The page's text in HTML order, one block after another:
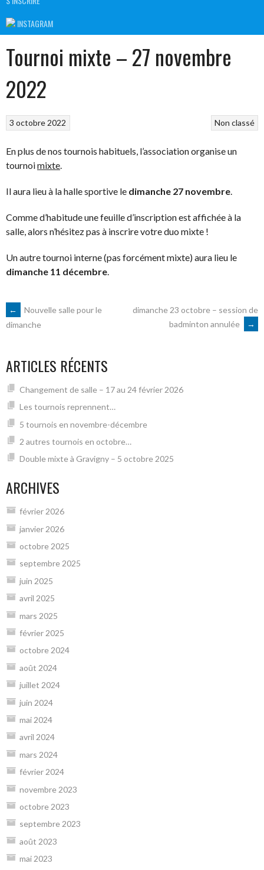
INSTAGRAM
Tournoi mixte – 27 novembre
2022
Non classé
3 octobre 2022
En plus de nos tournois habituels, l’association organise un
tournoimixte.
Il aura lieu à la halle sportive le dimanche 27 novembre.
Comme d’habitude une feuille d’inscription est affichée à la
salle, alors n’hésitez pas à inscrire votre duo mixte !
Un autre tournoi interne (pas forcément mixte) aura lieu le
dimanche 11 décembre.
NAVIGATION
ARTICLES
←
Nouvelle salle pour le
dimanche
dimanche 23 octobre – session de
badminton annulée
→
ARTICLES RÉCENTS
Changement de salle – 17 au 24 février 2026
Les tournois reprennent…
5 tournois en novembre-décembre
2 autres tournois en octobre…
Double mixte à Gravigny – 5 octobre 2025
ARCHIVES
février 2026
janvier 2026
octobre 2025
septembre 2025
juin 2025
avril 2025
mars 2025
février 2025
octobre 2024
août 2024
juillet 2024
juin 2024
mai 2024
avril 2024
mars 2024
février 2024
novembre 2023
octobre 2023
septembre 2023
août 2023
mai 2023